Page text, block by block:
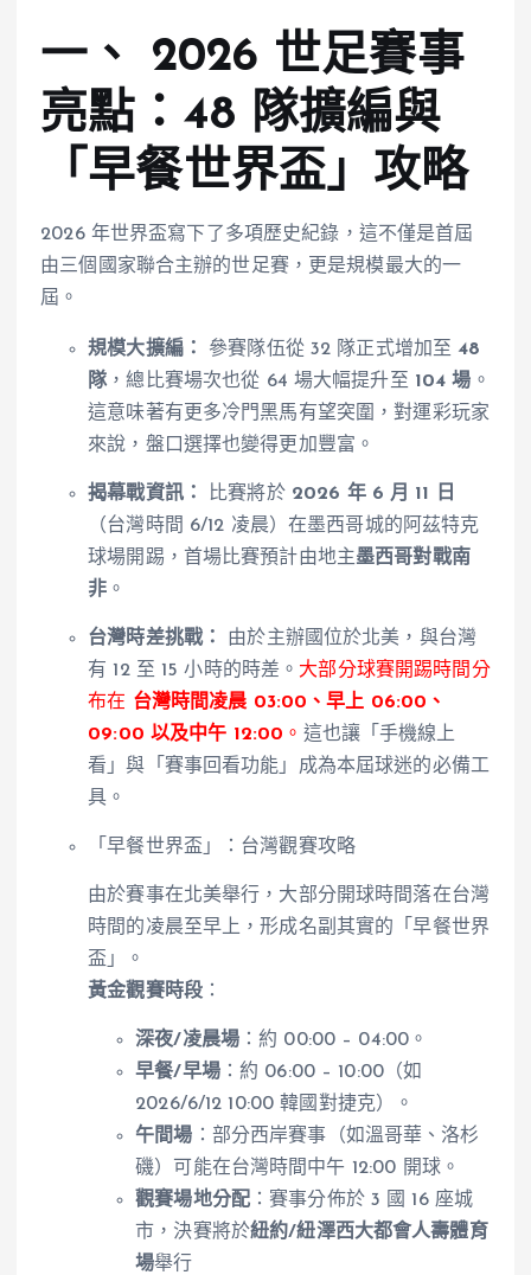
一、 2026 世足賽事
亮點：48 隊擴編與
「早餐世界盃」攻略
2026 年世界盃寫下了多項歷史紀錄，這不僅是首屆
由三個國家聯合主辦的世足賽，更是規模最大的一
屆。
規模大擴編： 參賽隊伍從 32 隊正式增加至 48
隊，總比賽場次也從 64 場大幅提升至 104 場 。
這意味著有更多冷門黑馬有望突圍，對運彩玩家
來說，盤口選擇也變得更加豐富。
揭幕戰資訊： 比賽將於 2026 年 6 月 11 日
（台灣時間 6/12 凌晨）在墨西哥城的阿茲特克
球場開踢，首場比賽預計由地主墨西哥對戰南
非 。
台灣時差挑戰：
由於主辦國位於北美，與台灣
有 12 至 15 小時的時差。 大部分球賽開踢時間分
布在 台灣時間凌晨 03:00、早上 06:00、
09:00 以及中午 12:00 。 這也讓「手機線上
看」與「賽事回看功能」成為本屆球迷的必備工
具。
「早餐世界盃」：台灣觀賽攻略
由於賽事在北美舉行，大部分開球時間落在台灣
時間的凌晨至早上，形成名副其實的「早餐世界
盃」。
黃金觀賽時段：
深夜/凌晨場：約 00:00 – 04:00。
早餐/早場：約 06:00 – 10:00（如
2026/6/12 10:00 韓國對捷克）。
午間場 ：部分西岸賽事（如溫哥華、洛杉
磯）可能在台灣時間中午 12:00 開球。
觀賽場地分配：賽事分佈於 3 國 16 座城
市，決賽將於紐約/紐澤西大都會人壽體育
場舉行